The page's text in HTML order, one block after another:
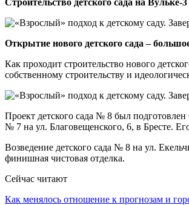
Открытие нового детского сада –
Как проходит строительство нового
собственному строительству и
Проект детского сада № 8 был
№ 7 на ул. Благовещенского, 6, в Бресте.
Возведение детского сада № 8 на ул.
финишная чистовая отделка.
Сейчас читают
Как менялось отношение к прогнозам и